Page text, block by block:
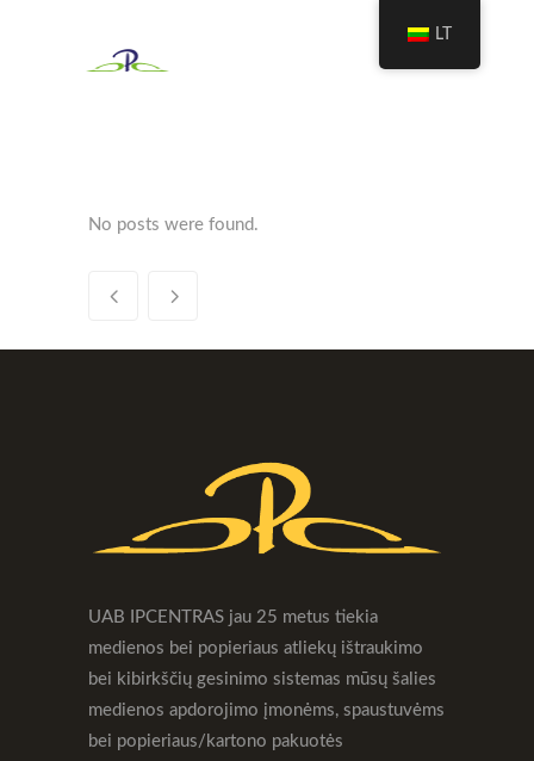
No posts were found.
UAB IPCENTRAS jau 25 metus tiekia
medienos bei popieriaus atliekų ištraukimo
bei kibirkščių gesinimo sistemas mūsų šalies
medienos apdorojimo įmonėms, spaustuvėms
bei popieriaus/kartono pakuotės
LT